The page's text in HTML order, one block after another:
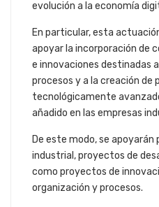
evolución a la economía
En particular, esta
apoyar la incorporación de
e innovaciones destinadas
procesos y a la creación de
tecnológicamente
añadido en las empresas
De este modo, se
industrial, proyectos de
como proyectos de
organización y procesos.